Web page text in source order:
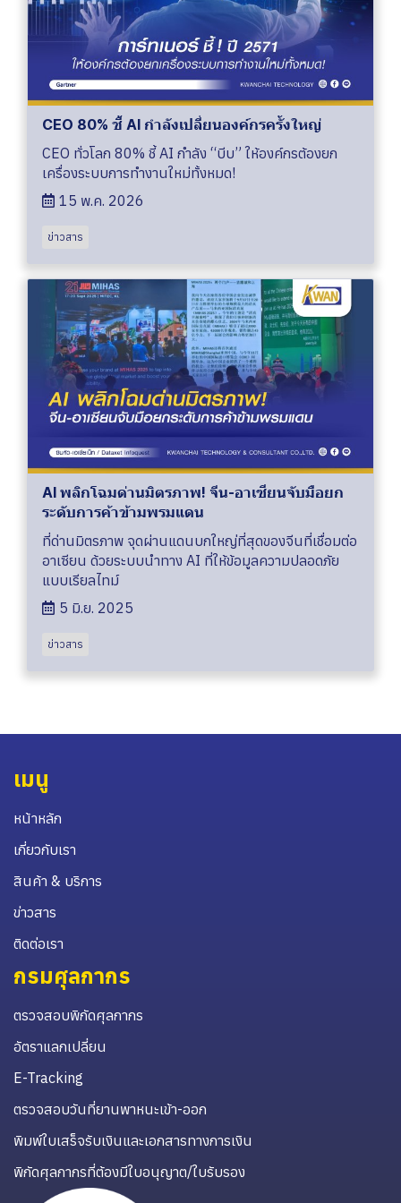
CEO 80% ชี้ AI กำลังเปลี่ยนองค์กรครั้งใหญ่
CEO ทั่วโลก 80% ชี้ AI กำลัง “บีบ” ให้องค์กรต้องยก
เครื่องระบบการทำงานใหม่ทั้งหมด!
15 พ.ค. 2026
ข่าวสาร
AI พลิกโฉมด่านมิตรภาพ! จีน-อาเซียนจับมือยก
ระดับการค้าข้ามพรมแดน
ที่ด่านมิตรภาพ จุดผ่านแดนบกใหญ่ที่สุดของจีนที่เชื่อมต่อ
อาเซียน ด้วยระบบนำทาง AI ที่ให้ข้อมูลความปลอดภัย
แบบเรียลไทม์
5 มิ.ย. 2025
ข่าวสาร
เมนู
หน้าหลัก
เกี่ยวกับเรา
สินค้า & บริการ
ข่าวสาร
ติดต่อเรา
กรมศุลกากร
ตรวจสอบพิกัดศุลกากร
อัตราแลกเปลี่ยน
E-Tracking
ตรวจสอบวันที่ยานพาหนะเข้า-ออก
พิมพ์ใบเสร็จรับเงินและเอกสารทางการเงิน
พิกัดศุลกากรที่ต้องมีใบอนุญาต/ใบรับรอง